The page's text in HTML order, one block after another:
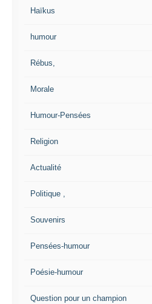
Haïkus
humour
Rébus,
Morale
Humour-Pensées
Religion
Actualité
Politique ,
Souvenirs
Pensées-humour
Poésie-humour
Question pour un champion